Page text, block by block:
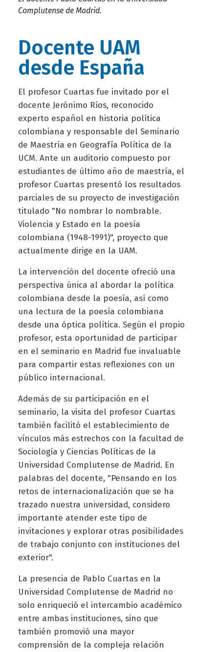
Complutense de Madrid.
Docente UAM
desde España
El profesor Cuartas fue invitado por el
docente Jerónimo Ríos, reconocido
experto español en historia política
colombiana y responsable del Seminario
de Maestría en Geografía Política de la
UCM. Ante un auditorio compuesto por
estudiantes de último año de maestría, el
profesor Cuartas presentó los resultados
parciales de su proyecto de investigación
titulado "No nombrar lo nombrable.
Violencia y Estado en la poesía
colombiana (1948-1991)", proyecto que
actualmente dirige en la UAM.
La intervención del docente ofreció una
perspectiva única al abordar la política
colombiana desde la poesía, así como
una lectura de la poesía colombiana
desde una óptica política. Según el propio
profesor, esta oportunidad de participar
en el seminario en Madrid fue invaluable
para compartir estas reflexiones con un
público internacional.
Además de su participación en el
seminario, la visita del profesor Cuartas
también facilitó el establecimiento de
vínculos más estrechos con la facultad de
Sociología y Ciencias Políticas de la
Universidad Complutense de Madrid. En
palabras del docente, "Pensando en los
retos de internacionalización que se ha
trazado nuestra universidad, considero
importante atender este tipo de
invitaciones y explorar otras posibilidades
de trabajo conjunto con instituciones del
exterior".
La presencia de Pablo Cuartas en la
Universidad Complutense de Madrid no
solo enriqueció el intercambio académico
entre ambas instituciones, sino que
también promovió una mayor
comprensión de la compleja relación